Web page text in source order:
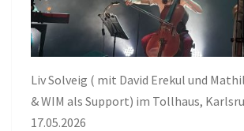
Liv Solveig ( mit David Erekul und
& WIM als Support) im Tollhaus,
17.05.2026